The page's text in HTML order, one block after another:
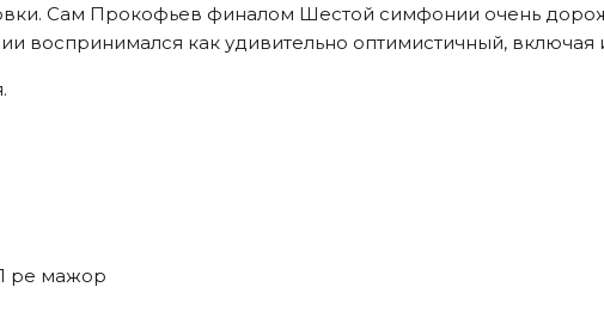
Сам Прокофьев финалом Шестой симфонии очень
воспринимался как удивительно оптимистичный, включая
ре мажор